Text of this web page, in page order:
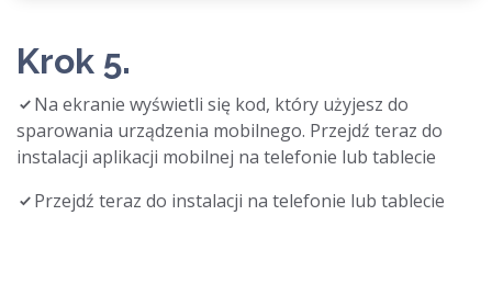
Krok 5.
Na ekranie wyświetli się kod, który użyjesz do
sparowania urządzenia mobilnego. Przejdź teraz do
instalacji aplikacji mobilnej na telefonie lub tablecie
Przejdź teraz do instalacji na telefonie lub tablecie